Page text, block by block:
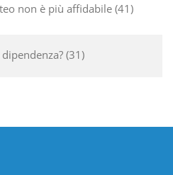
non è più affidabile 41
dipendenza? 31